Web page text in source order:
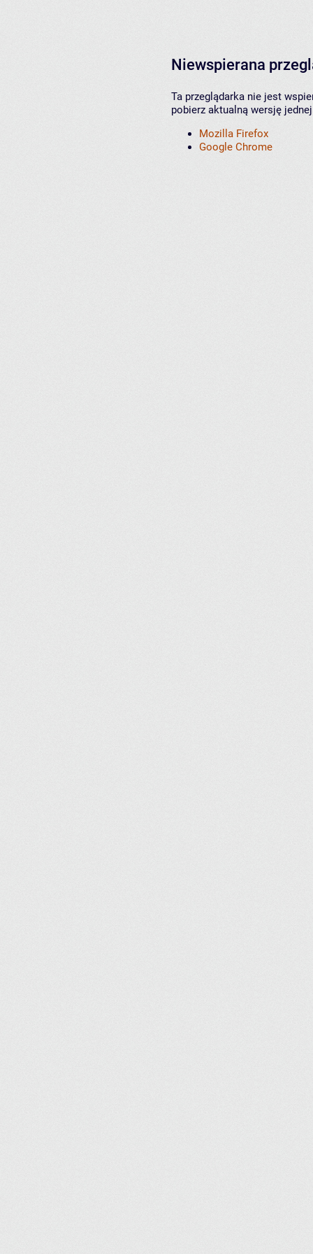
Niewspierana
Ta przeglądarka nie jest
pobierz aktualną wersję
Mozilla Firefox
Google Chrome